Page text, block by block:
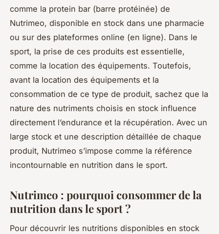
comme la protein bar (barre protéinée) de
Nutrimeo, disponible en stock dans une pharmacie
ou sur des plateformes online (en ligne). Dans le
sport, la prise de ces produits est essentielle,
comme la location des équipements. Toutefois,
avant la location des équipements et la
consommation de ce type de produit, sachez que la
nature des nutriments choisis en stock influence
directement l’endurance et la récupération. Avec un
large stock et une description détaillée de chaque
produit, Nutrimeo s’impose comme la référence
incontournable en nutrition dans le sport.
Nutrimeo : pourquoi consommer de la
nutrition dans le sport ?
Pour découvrir les nutritions disponibles en stock